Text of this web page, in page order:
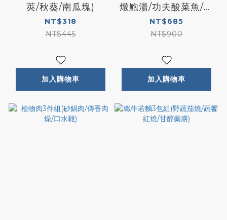
莢/秋葵/南瓜塊)
NT$318
NT$445
加入購物車
燉鮑湯/功夫酸菜魚/沙
茶海鮮鍋)
NT$685
NT$900
加入購物車